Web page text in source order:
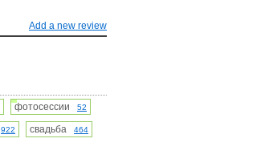
Add a new review
фотосессии 52
922 свадьба 464